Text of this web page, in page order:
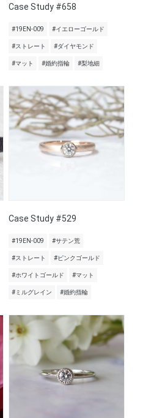
Case Study #658
#19EN-009 #イエローゴールド
#ストレート #ダイヤモンド
#マット #婚約指輪 #梨地細
Case Study #529
#19EN-009 #サテン荒
#ストレート #ピンクゴールド
#ホワイトゴールド #マット
#ミルグレイン #婚約指輪